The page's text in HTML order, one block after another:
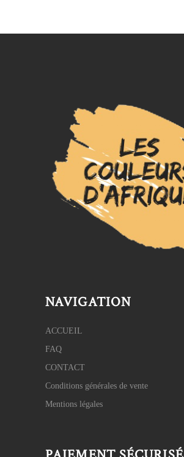
NAVIGATION
ACCUEIL
FAQ
CONTACT
Conditions générales de vente
Mentions légales